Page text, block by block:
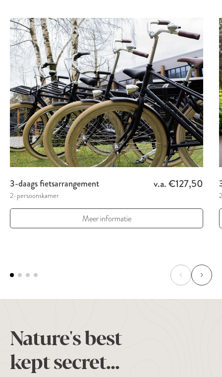
3-daags fietsarrangement
2-persoonskamer
v.a. €127,50
Meer informatie
Nature's best
kept secret...